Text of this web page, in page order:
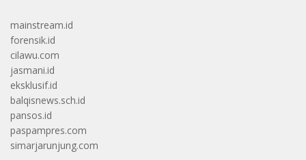
mainstream.id
forensik.id
cilawu.com
jasmani.id
eksklusif.id
balqisnews.sch.id
pansos.id
paspampres.com
simarjarunjung.com